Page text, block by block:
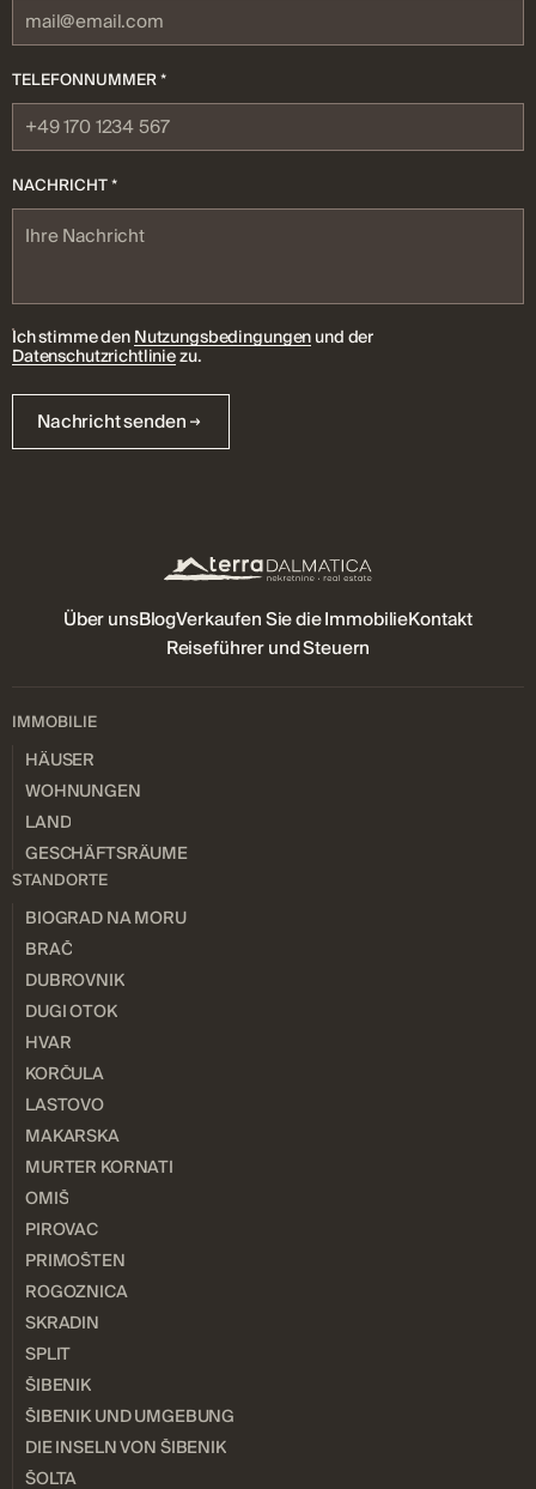
TELEFONNUMMER *
NACHRICHT *
Ich stimme denNutzungsbedingungenund der
Datenschutzrichtliniezu.
Nachricht senden
Über unsBlogVerkaufen Sie die ImmobilieKontakt
Reiseführer und Steuern
IMMOBILIE
HÄUSER
WOHNUNGEN
LAND
GESCHÄFTSRÄUME
STANDORTE
BIOGRAD NA MORU
BRAČ
DUBROVNIK
DUGI OTOK
HVAR
KORČULA
LASTOVO
MAKARSKA
MURTER KORNATI
OMIŠ
PIROVAC
PRIMOŠTEN
ROGOZNICA
SKRADIN
SPLIT
ŠIBENIK
ŠIBENIK UND UMGEBUNG
DIE INSELN VON ŠIBENIK
ŠOLTA